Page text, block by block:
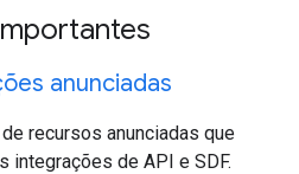
anunciadas
recursos anunciadas que
integrações de API e SDF.